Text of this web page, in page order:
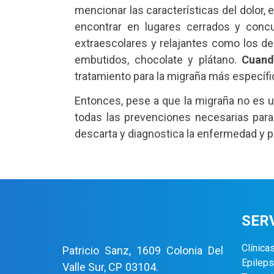
mencionar las características del dolor,
encontrar en lugares cerrados y
extraescolares y relajantes como los
embutidos, chocolate y plátano.
tratamiento para la migraña más
Entonces, pese a que la migraña no
todas las prevenciones necesarias
descarta y diagnostica la enfermedad y
Patricio Sanz, 1609 Colonia Del
Valle Sur, CP 03104.